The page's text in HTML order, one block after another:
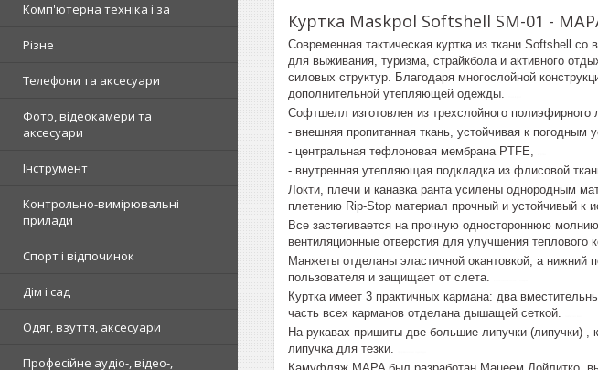
Комп'ютерна техніка і за
Різне
Телефони та аксесуари
Фото, відеокамери та
аксесуари
Інструмент
Контрольно-вимірювальні
прилади
Спорт і відпочинок
Дім і сад
Одяг, взуття, аксесуари
Професійне аудіо-, відео-,
Куртка Maskpol Softshell SM-01 -
Современная тактическая куртка из ткани Softshell
для выживания, туризма, страйкбола и активного
силовых структур. Благодаря многослойной
дополнительной утепляющей одежды.
Софтшелл изготовлен из трехслойного полиэфирного
- внешняя пропитанная ткань, устойчивая к погодным
- центральная тефлоновая мембрана PTFE,
- внутренняя утепляющая подкладка из флисовой
Локти, плечи и канавка ранта усилены однородным
плетению Rip-Stop материал прочный и устойчивый к
Все застегивается на прочную одностороннюю
вентиляционные отверстия для улучшения теплового
Манжеты отделаны эластичной окантовкой, а нижний
пользователя и защищает от слета.
Куртка имеет 3 практичных кармана: два
часть всех карманов отделана дышащей сеткой.
На рукавах пришиты две большие липучки (липучки)
липучка для тезки.